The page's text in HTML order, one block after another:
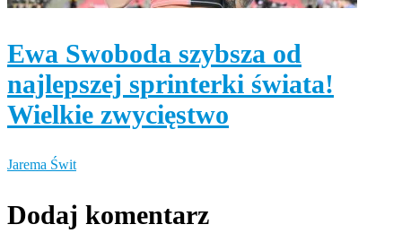
Ewa Swoboda szybsza od
najlepszej sprinterki świata!
Wielkie zwycięstwo
Jarema Świt
Dodaj komentarz